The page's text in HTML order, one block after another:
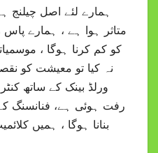
ہمارے لئے اصل چیلنج
متاثر ہوا ہے ، ہمارے پاس
کو کم کرنا ہوگا ،
نہ کیا تو معیشت کو
ورلڈ بینک کے ساتھ
رفت ہوئی ہے، فنانسنگ کے
بنانا ہوگا ، ہمیں